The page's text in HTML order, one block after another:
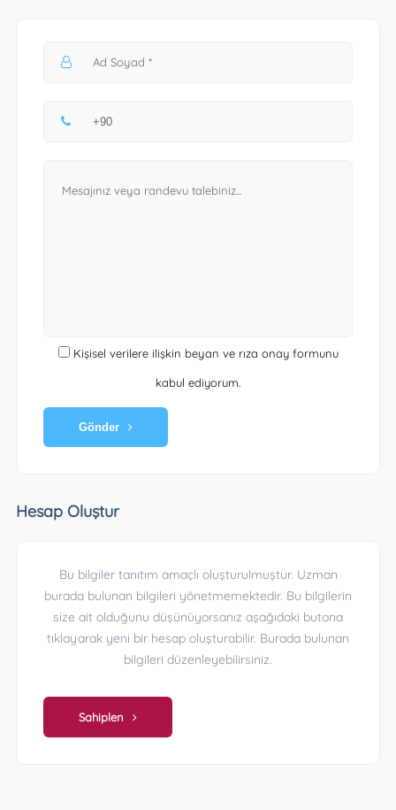
Kişisel verilere ilişkin beyan ve rıza onay formunu
kabul ediyorum.
Gönder
Hesap Oluştur
Bu bilgiler tanıtım amaçlı oluşturulmuştur. Uzman
burada bulunan bilgileri yönetmemektedir. Bu bilgilerin
size ait olduğunu düşünüyorsanız aşağıdaki butona
tıklayarak yeni bir hesap oluşturabilir. Burada bulunan
bilgileri düzenleyebilirsiniz.
Sahiplen